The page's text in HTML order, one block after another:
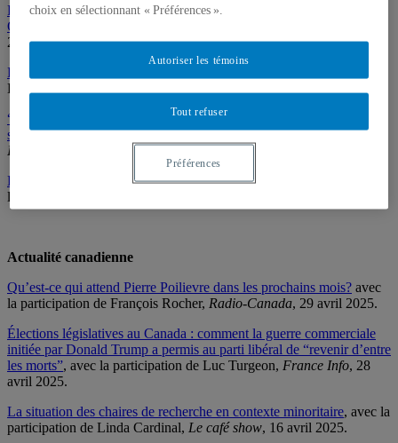
Plaidoyer en faveur d’une cartographie du christianisme social au
Québec
2025.
Le retour de la loi du silence
Lampron,
“Toute la misère du monde” : le ministre Roberge refuse de
s’excuser, avec la participation de Mireille Paquet,Radio-Canada
Info
Les longs délais en immigration, plus politiques qui n’y paraît
la participation de Mireille Paquet,
Actualité canadienne
Qu’est-ce qui attend Pierre Poilievre dans les prochains mois? avec
la participation de François Rocher, Radio-Canada, 29 avril 2025.
Élections législatives au Canada : comment la guerre commerciale
initiée par Donald Trump a permis au parti libéral de “revenir d’entre
les morts”, avec la participation de Luc Turgeon, France Info, 28
avril 2025.
La situation des chaires de recherche en contexte minoritaire, avec la
participation de Linda Cardinal, Le café show, 16 avril 2025.
choix en sélectionnant « Préférences ».
Tout refuser
Autoriser les témoins
Préférences